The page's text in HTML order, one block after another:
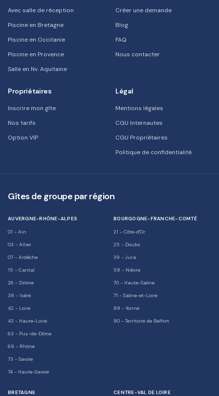
Avec salle de réception
Piscine en Bretagne
Piscine en Occitanie
Piscine en Provence
Salle en Nv. Aquitaine
Créer une demande
Blog
FAQ
Nous contacter
Propriétaires
Inscrire mon gîte
Nos tarifs
Option VIP
Légal
Mentions légales
CGU Internautes
CGU Propriétaires
Politique de confidentialité
Gîtes de groupe par région
AUVERGNE-RHÔNE-ALPES
01 - Ain
03 - Allier
07 - Ardèche
15 - Cantal
26 - Drôme
38 - Isère
42 - Loire
43 - Haute-Loire
63 - Puy-de-Dôme
69 - Rhône
73 - Savoie
74 - Haute-Savoie
BOURGOGNE-FRANCHE-COMTÉ
21 - Côte-d'Or
25 - Doubs
39 - Jura
58 - Nièvre
70 - Haute-Saône
71 - Saône-et-Loire
89 - Yonne
90 - Territoire de Belfort
BRETAGNE CENTRE-VAL DE LOIRE